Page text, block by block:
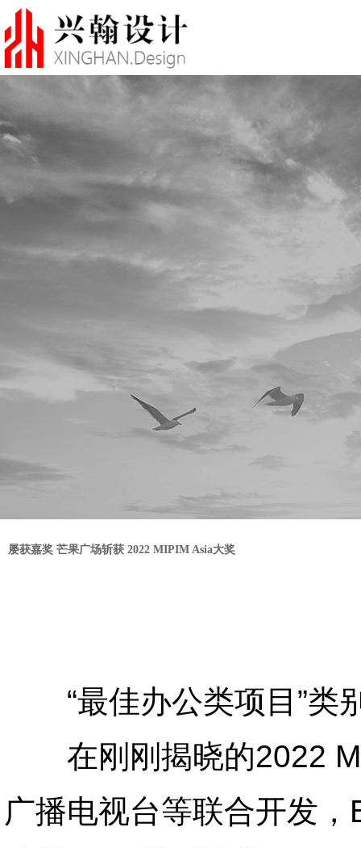
屡获嘉奖 芒果广场斩获 2022 MIPIM Asia大奖
“最佳办公类项目”类
在刚刚揭晓的2022
广播电视台等联合开发